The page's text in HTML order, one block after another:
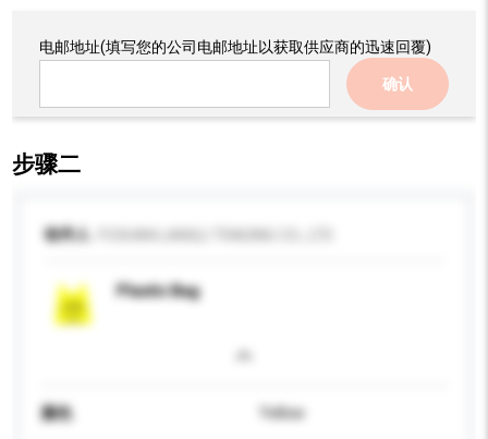
电邮地址(填写您的公司电邮地址以获取供应商的迅速回覆)
确认
步骤二
收件人
Plastic Bag
颜色 Yellow